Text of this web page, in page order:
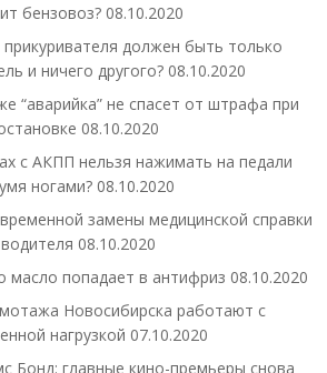
бензовоз? 08.10.2020
должен быть только
и ничего другого? 08.10.2020
“аварийка” не спасет от штрафа при
08.10.2020
с АКПП нельзя нажимать на педали
ногами? 08.10.2020
замены медицинской справки
водителя 08.10.2020
масло попадает в антифриз 08.10.2020
Новосибирска работают с
нагрузкой 07.10.2020
Бонд: главные кино-премьеры снова